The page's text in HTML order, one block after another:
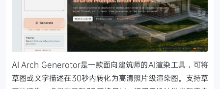
AI Arch Generator是一款面向建筑师的AI渲染工具，可将
草图或文字描述在30秒内转化为高清照片级渲染图。支持草